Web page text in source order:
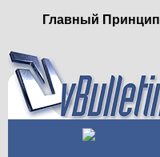
Главный